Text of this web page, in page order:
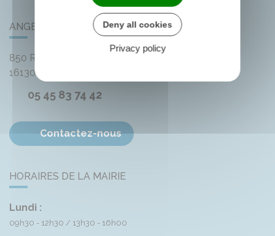
ANGEAC-CHAMPAGNE
850 Rue des Distilleries
16130
05 45 83 74 42
Contactez-nous
HORAIRES DE LA MAIRIE
Lundi :
09h30 - 12h30 13h30 - 16h00
Deny all cookies
Privacy policy